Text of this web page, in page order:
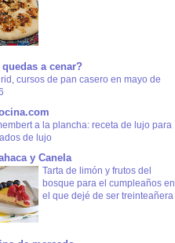
quedas a cenar?
cursos de pan casero en mayo de
a la plancha: receta de lujo para
de lujo
y Canela
Tarta de limón y frutos del
bosque para el cumpleaños en
el que dejé de ser treinteañera